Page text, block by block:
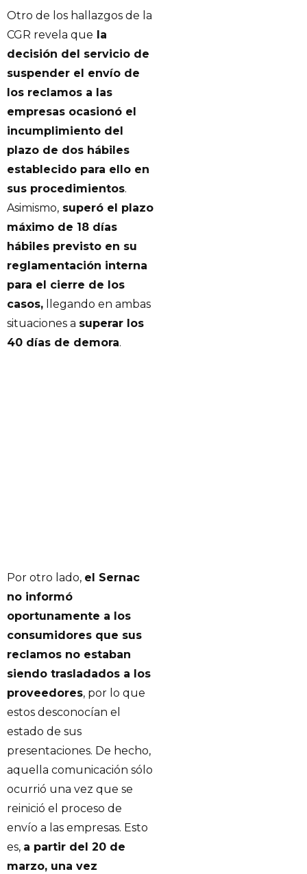
Otro de los hallazgos de la
CGR revela que la
decisión del servicio de
suspender el envío de
los reclamos a las
empresas ocasionó el
incumplimiento del
plazo de dos hábiles
establecido para ello en
sus procedimientos.
Asimismo, superó el plazo
máximo de 18 días
hábiles previsto en su
reglamentación interna
para el cierre de los
casos, llegando en ambas
situaciones a superar los
40 días de demora.
Por otro lado, el Sernac
no informó
oportunamente a los
consumidores que sus
reclamos no estaban
siendo trasladados a los
proveedores, por lo que
estos desconocían el
estado de sus
presentaciones. De hecho,
aquella comunicación sólo
ocurrió una vez que se
reinició el proceso de
envío a las empresas. Esto
es, a partir del 20 de
marzo, una vez